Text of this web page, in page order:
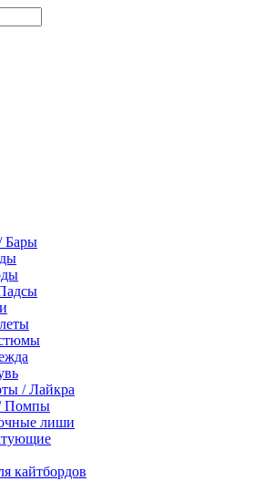
Бары
/ Лайкра
Помпы
лиши
кайтбордов